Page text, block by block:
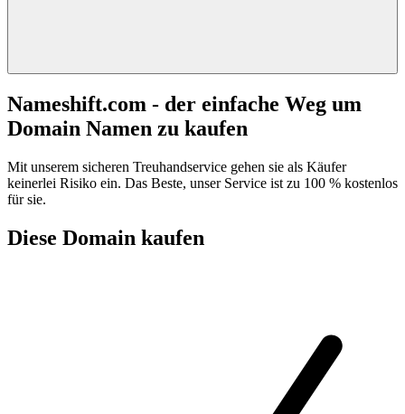
Nameshift.com - der einfache Weg um
Domain Namen zu kaufen
Mit unserem sicheren Treuhandservice gehen sie als Käufer
keinerlei Risiko ein. Das Beste, unser Service ist zu 100 % kostenlos
für sie.
Diese Domain kaufen